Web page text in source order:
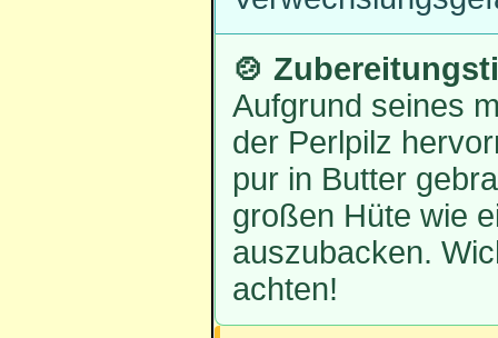
🍲
Aufgrund seines
der Perlpilz
pur in Butter
großen Hüte wie
auszubacken.
achten!